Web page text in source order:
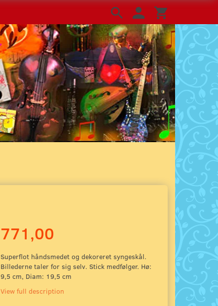
771,00
Superflot håndsmedet og dekoreret syngeskål.
Billederne taler for sig selv. Stick medfølger. Hø:
9,5 cm, Diam: 19,5 cm
View full description